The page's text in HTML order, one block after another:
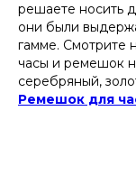
решаете носить
они были
гамме. Смотрите
часы и ремешок
серебряный,
Ремешок для